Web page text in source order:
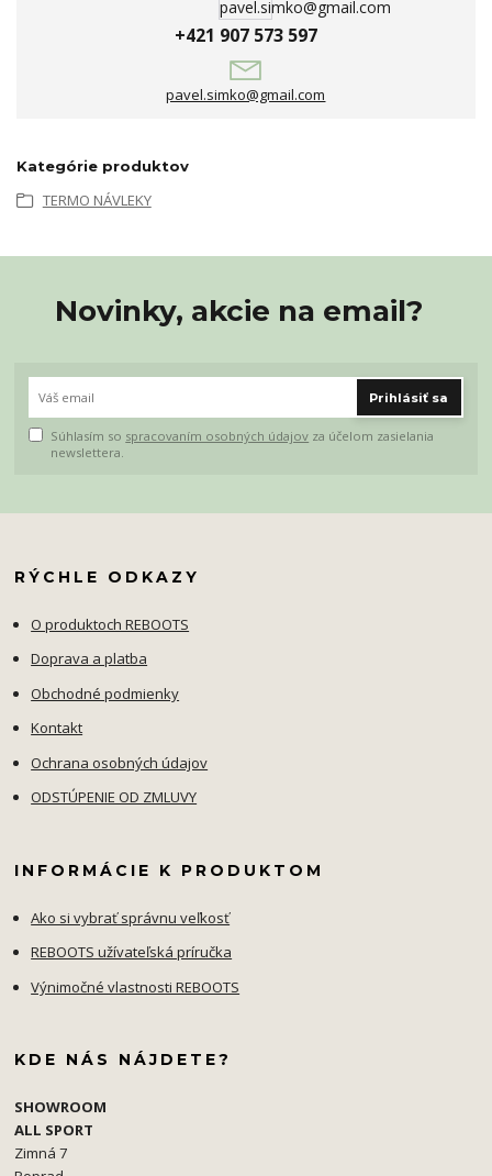
+421 907 573 597
pavel.simko@gmail.com
Kategórie produktov
TERMO NÁVLEKY
Novinky, akcie na email?
Prihlásiť sa
Súhlasím so spracovaním osobných údajov za účelom zasielania
newslettera.
RÝCHLE ODKAZY
O produktoch REBOOTS
Doprava a platba
Obchodné podmienky
Kontakt
Ochrana osobných údajov
ODSTÚPENIE OD ZMLUVY
INFORMÁCIE K PRODUKTOM
Ako si vybrať správnu veľkosť
REBOOTS užívateľská príručka
Výnimočné vlastnosti REBOOTS
KDE NÁS NÁJDETE?
SHOWROOM
ALL SPORT
Zimná 7